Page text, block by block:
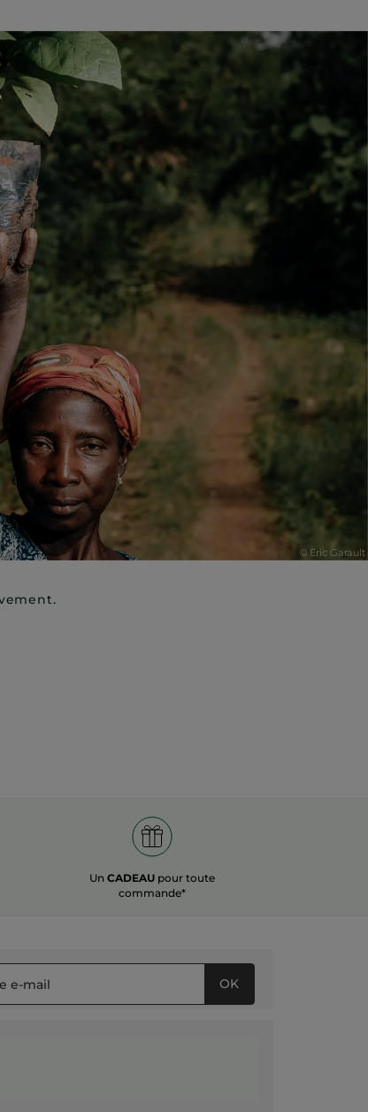
Un CADEAUpour toute
commande*
OK